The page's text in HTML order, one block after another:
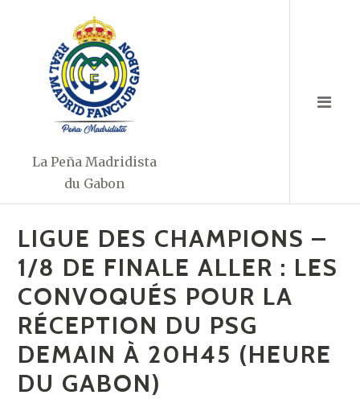
La Peña Madridista
du Gabon
LIGUE DES CHAMPIONS –
1/8 DE FINALE ALLER : LES
CONVOQUÉS POUR LA
RÉCEPTION DU PSG
DEMAIN À 20H45 (HEURE
DU GABON)